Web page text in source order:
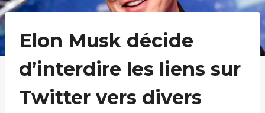
Elon Musk décide
d’interdire les liens sur
Twitter vers divers